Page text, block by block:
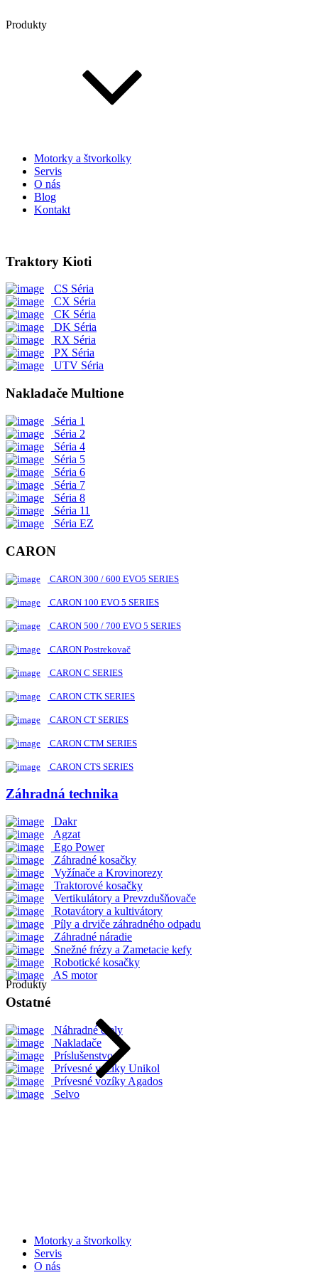
Produkty
Motorky a štvorkolky
Servis
O nás
Blog
Kontakt
Traktory Kioti
CS Séria
CX Séria
CK Séria
DK Séria
RX Séria
PX Séria
UTV Séria
Nakladače Multione
Séria 1
Séria 2
Séria 4
Séria 5
Séria 6
Séria 7
Séria 8
Séria 11
Séria EZ
CARON
CARON 300 / 600 EVO5 SERIES
CARON 100 EVO 5 SERIES
CARON 500 / 700 EVO 5 SERIES
CARON Postrekovač
CARON C SERIES
CARON CTK SERIES
CARON CT SERIES
CARON CTM SERIES
CARON CTS SERIES
Záhradná technika
Dakr
Agzat
Ego Power
Záhradné kosačky
Vyžínače a Krovinorezy
Traktorové kosačky
Vertikulátory a Prevzdušňovače
Rotavátory a kultivátory
Píly a drviče záhradného odpadu
Záhradné náradie
Snežné frézy a Zametacie kefy
Robotické kosačky
AS motor
Ostatné
Náhradné diely
Nakladače
Príslušenstvo
Prívesné vozíky Unikol
Prívesné vozíky Agados
Selvo
Produkty
Motorky a štvorkolky
Servis
O nás